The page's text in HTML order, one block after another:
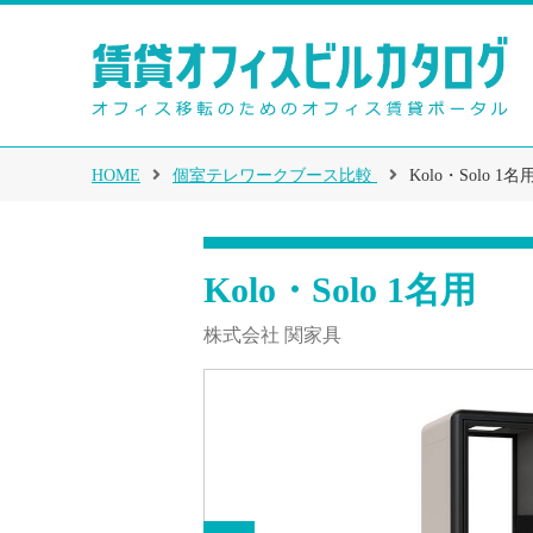
HOME 個室テレワークブース比較 Kolo・Solo 1名
Kolo・Solo 1名用
株式会社 関家具